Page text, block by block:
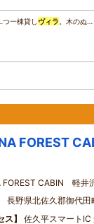
つ一棟貸し ヴィラ 。木のぬ…
FOREST
FOREST CABIN 軽井
長野県北佐久郡御代田
ス
佐久平スマート